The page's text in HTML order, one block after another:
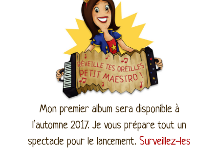
Mon premier album sera disponible à
l’automne 2017. Je vous prépare tout un
spectacle pour le lancement.Surveillez-les